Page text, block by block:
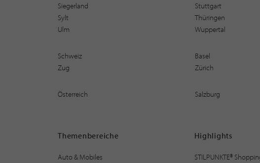
Siegerland
Stuttgart
Sylt
Thüringen
Ulm
Wuppertal
Schweiz Basel
Zug
Zürich
Österreich Salzburg
Themenbereiche
Auto & Mobiles
Highlights
STILPUNKTE®